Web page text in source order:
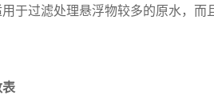
于过滤处理悬浮物较多的原水，